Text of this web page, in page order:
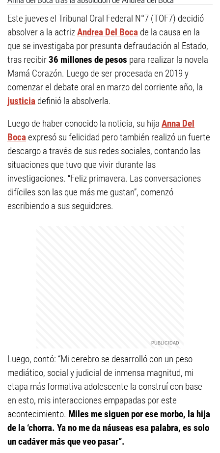
Este jueves el Tribunal Oral Federal N°7 (TOF7) decidió
absolver a la actrizAndrea Del Boca de la causa en la
que se investigaba por presunta defraudación al Estado,
tras recibir36 millones de pesos para realizar la novela
Mamá Corazón. Luego de ser procesada en 2019 y
comenzar el debate oral en marzo del corriente año, la
justicia definió la absolverla.
Luego de haber conocido la noticia, su hija Anna Del
Bocaexpresó su felicidad pero también realizó un fuerte
descargo a través de sus redes sociales, contando las
situaciones que tuvo que vivir durante las
investigaciones. “Feliz primavera. Las conversaciones
difíciles son las que más me gustan”, comenzó
escribiendo a sus seguidores.
Luego, contó: “Mi cerebro se desarrolló con un peso
mediático, social y judicial de inmensa magnitud, mi
etapa más formativa adolescente la construí con base
en esto, mis interacciones empapadas por este
acontecimiento. Miles me siguen por ese morbo, la hija
de la ‘chorra. Ya no me da náuseas esa palabra, es solo
un cadáver más que veo pasar”.